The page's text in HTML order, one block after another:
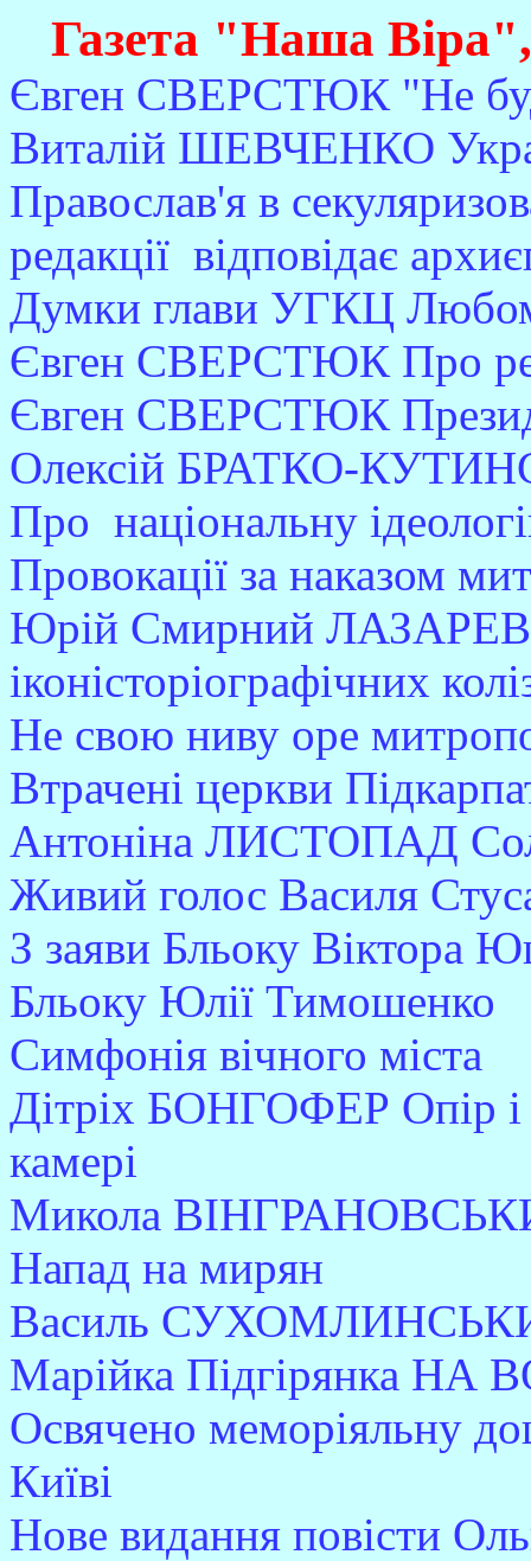
Газета "Наша
Євген СВЕРСТЮК "Не
Виталій ШЕВЧЕНКО
Православ'я в
редакції відповідає
Думки глави УГКЦ
Євген СВЕРСТЮК Про
Євген СВЕРСТЮК
Олексій БРАТКО-
Про національну
Провокації за наказом
Юрій Смирний
іконісторіографічних
Не свою ниву оре
Втрачені церкви
Антоніна ЛИСТОПАД
Живий голос Василя
З заяви Бльоку Віктора
Бльоку Юлії Тимошенко
Симфонія вічного міста
Дітріх БОНГОФЕР Опір і
камері
Микола
Напад на мирян
Василь
Марійка Підгірянка НА
Освячено меморіяльну
Київі
Нове видання повісти